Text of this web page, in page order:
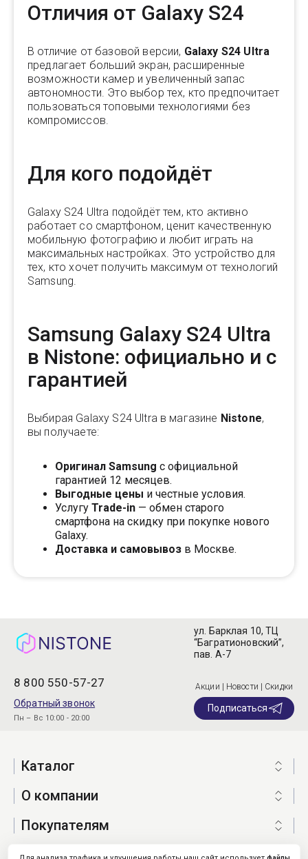
Отличия от Galaxy S24
В отличие от базовой версии, Galaxy S24 Ultra
предлагает больший экран, расширенные
возможности камер и увеличенный запас
автономности. Это выбор тех, кто предпочитает
пользоваться топовыми технологиями без
компромиссов.
Для кого подойдёт
Galaxy S24 Ultra подойдёт тем, кто активно
работает со смартфоном, ценит качественную
мобильную фотографию и любит играть на
максимальных настройках. Это устройство для
тех, кто хочет получить максимум от технологий
Samsung.
Samsung Galaxy S24 Ultra
в Nistone: официально и с
гарантией
Выбирая Galaxy S24 Ultra в магазине Nistone,
вы получаете:
Оригинал Samsung с официальной
гарантией 12 месяцев.
Выгодные цены и честные условия.
Услугу Trade-in — обмен старого
смартфона на скидку при покупке нового
Galaxy.
Доставка и самовывоз в Москве.
8 800 550-57-27
Обратный звонок
Пн – Вс 10:00 - 20:00
ул. Барклая 10, ТЦ
“Багратионовский”,
пав. А-7
Акции | Новости | Скидки
Подписаться
Каталог
О компании
Покупателям